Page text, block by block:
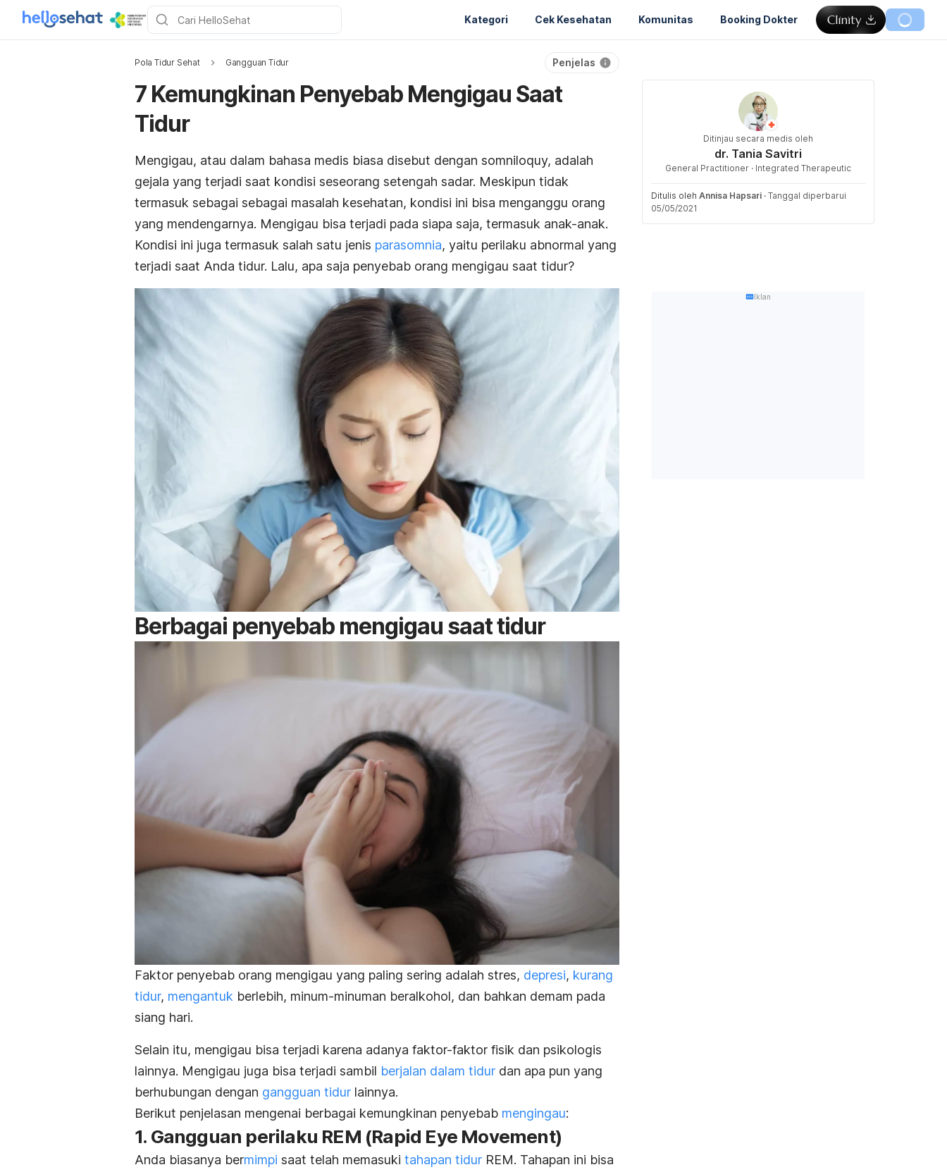
Kategori Cek Kesehatan Komunitas Booking Dokter
Pola Tidur Sehat Gangguan Tidur Penjelas
7 Kemungkinan Penyebab Mengigau Saat
Tidur
Mengigau, atau dalam bahasa medis biasa disebut dengan somniloquy, adalah
gejala yang terjadi saat kondisi seseorang setengah sadar. Meskipun tidak
termasuk sebagai sebagai masalah kesehatan, kondisi ini bisa menganggu orang
yang mendengarnya. Mengigau bisa terjadi pada siapa saja, termasuk anak-anak.
Kondisi ini juga termasuk salah satu jenis parasomnia, yaitu perilaku abnormal yang
terjadi saat Anda tidur. Lalu, apa saja penyebab orang mengigau saat tidur?
Berbagai penyebab mengigau saat tidur
Faktor penyebab orang mengigau yang paling sering adalah stres, depresi, kurang
tidur, mengantuk berlebih, minum-minuman beralkohol, dan bahkan demam pada
siang hari.
Selain itu, mengigau bisa terjadi karena adanya faktor-faktor fisik dan psikologis
lainnya. Mengigau juga bisa terjadi sambil berjalan dalam tidur dan apa pun yang
berhubungan dengan gangguan tidur lainnya.
Berikut penjelasan mengenai berbagai kemungkinan penyebab mengingau:
1. Gangguan perilaku REM (Rapid Eye Movement)
Anda biasanya bermimpi saat telah memasuki tahapan tidur REM. Tahapan ini bisa
Ditinjau secara medis oleh
dr. Tania Savitri
General Practitioner · Integrated Therapeutic
Ditulis oleh Annisa Hapsari · Tanggal diperbarui
05/05/2021
Iklan